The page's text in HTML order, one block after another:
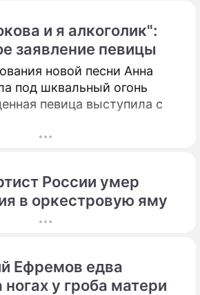
и я алкоголик":
заявление певицы
новой песни Анна
под шквальный огонь
певица выступила с
России умер
в оркестровую яму
Ефремов едва
у гроба матери